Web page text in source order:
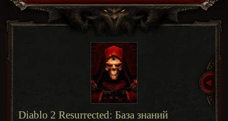
Diablo 2 Resurrected: База знаний